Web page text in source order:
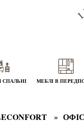
СПАЛЬНІ МЕБЛІ В